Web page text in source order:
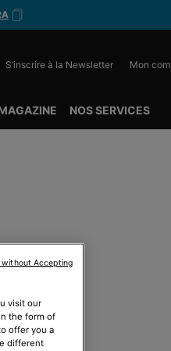
S’inscrire à la Newsletter Mon
NOS SERVICES
visit our
the form of
offer you a
different
without Accepting